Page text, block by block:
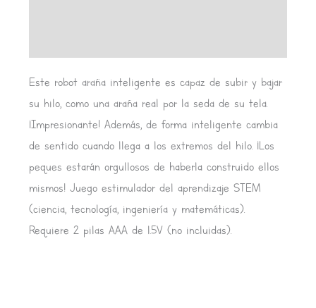
Este robot araña inteligente es capaz de subir y bajar
su hilo, como una araña real por la seda de su tela.
¡Impresionante! Además, de forma inteligente cambia
de sentido cuando llega a los extremos del hilo. ¡Los
peques estarán orgullosos de haberla construido ellos
mismos! Juego estimulador del aprendizaje STEM
(ciencia, tecnología, ingeniería y matemáticas).
Requiere 2 pilas AAA de 1.5V (no incluidas).